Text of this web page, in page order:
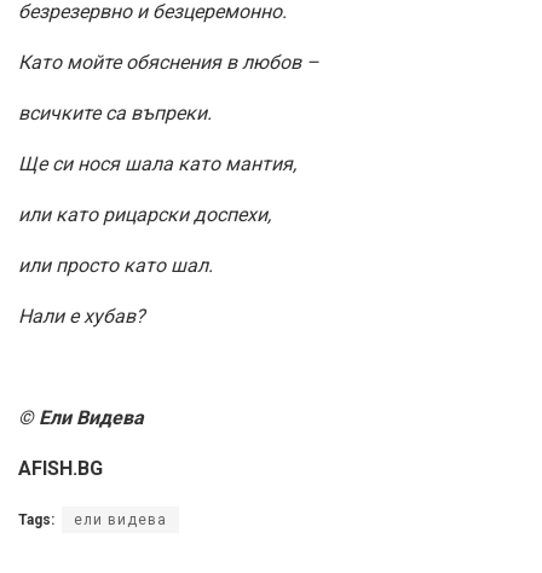
безрезервно и безцеремонно.
Като мойте обяснения в любов –
всичките са въпреки.
Ще си нося шала като мантия,
или като рицарски доспехи,
или просто като шал.
Нали е хубав?
© Ели Видева
AFISH.BG
Tags: ели видева